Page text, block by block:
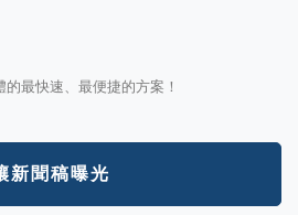
最快速、最便捷的方案！
新聞稿曝光